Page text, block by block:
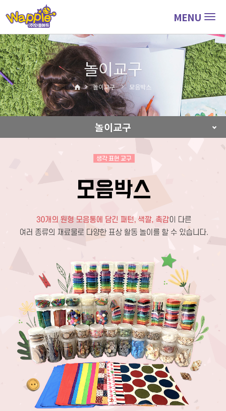
MENU
놀이교구
놀이교구 모음박스
놀이교구